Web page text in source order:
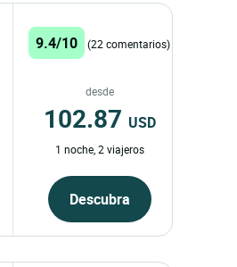
9.4/10 (22 comentarios)
desde
102.87 USD
1 noche, 2 viajeros
Descubra